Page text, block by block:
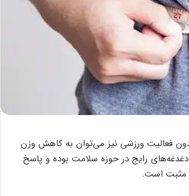
فعالیت ورزشی نیز می‌توان به کاهش وزن
رایج در حوزه سلامت بوده و پاسخ
مثبت است.